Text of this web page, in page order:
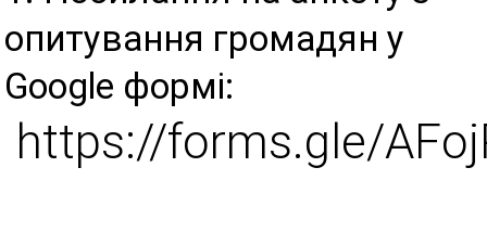
опитування громадян у
Google формі:
https://forms.gle/